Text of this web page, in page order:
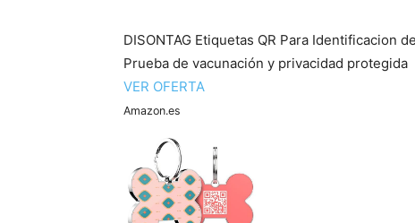
DISONTAG Etiquetas QR Para Identificacion
Prueba de vacunación y privacidad protegida
VER OFERTA
Amazon.es